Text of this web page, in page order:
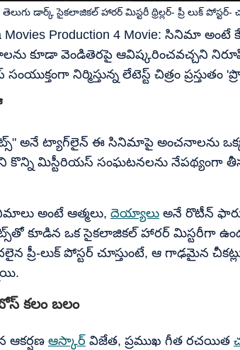
Movies Production 4 Movie: సినిమా
కూడా వెండితెరపై ఆవిష్కరించవచ్చని
నిర్మిస్తున్న లేటెస్ట్ చిత్రం ప్రస్తుతం
డార్క్ సైకలాజికల్ హారర్ మిస్టరీ థ్రిల్లర్- ప్రీ లుక్ పోస్టర్-
అనే ట్యాగ్‌లైన్ ఈ సినిమాపై అంచనాలను
మిస్టీరియస్ సంఘటనలను నేపథ్యంగా
అంటే ఆత్మలు, దెయ్యాలు అనే రొటీన్
కూడిన ఒక సైకలాజికల్ హారర్ మిస్టరీగా
లుక్ పోస్టర్ చూస్తుంటే, ఆ గాఢమైన చీకట్లు,
కలం బలం
ఆకర్షణ ఆస్కార్ విజేత, ప్రముఖ గీత రచయిత